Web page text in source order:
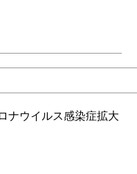
ナウイルス感染症拡大